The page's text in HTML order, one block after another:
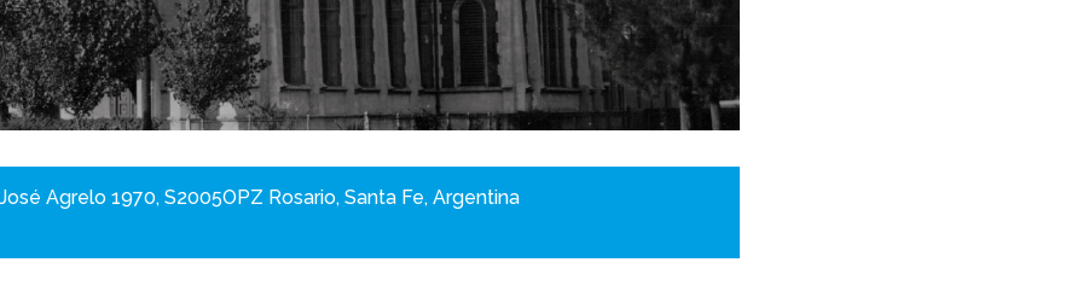
Agrelo 1970, S2005OPZ Rosario, Santa Fe, Argentina